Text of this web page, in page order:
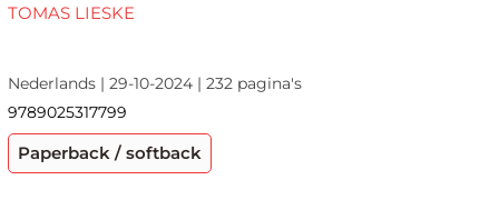
TOMAS LIESKE
Nederlands | 29-10-2024 | 232 pagina's
9789025317799
Paperback / softback